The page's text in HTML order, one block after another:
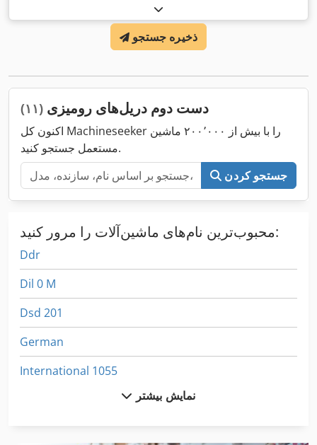
ذخیره جستجو
دست دوم دریل‌های رومیزی (۱۱)
اکنون کل Machineseeker را با بیش از ۲۰۰٬۰۰۰ ماشین
مستعمل جستجو کنید.
جستجو کردن
محبوب‌ترین نام‌های ماشین‌آلات را مرور کنید:
Ddr
Dil 0 M
Dsd 201
German
International 1055
نمایش بیشتر